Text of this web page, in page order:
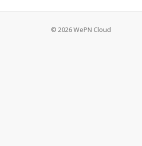
© 2026 WePN Cloud